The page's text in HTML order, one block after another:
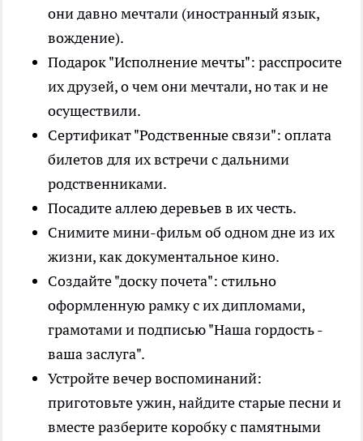
они давно мечтали (иностранный язык,
вождение).
Подарок "Исполнение мечты": расспросите
их друзей, о чем они мечтали, но так и не
осуществили.
Сертификат "Родственные связи": оплата
билетов для их встречи с дальними
родственниками.
Посадите аллею деревьев в их честь.
Снимите мини-фильм об одном дне из их
жизни, как документальное кино.
Создайте "доску почета": стильно
оформленную рамку с их дипломами,
грамотами и подписью "Наша гордость -
ваша заслуга".
Устройте вечер воспоминаний:
приготовьте ужин, найдите старые песни и
вместе разберите коробку с памятными